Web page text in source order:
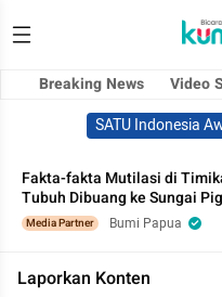
Breaking News Video
SATU Indonesia
Fakta-fakta Mutilasi di
Tubuh Dibuang ke Sungai
Media Partner Bumi Papua
Laporkan Konten